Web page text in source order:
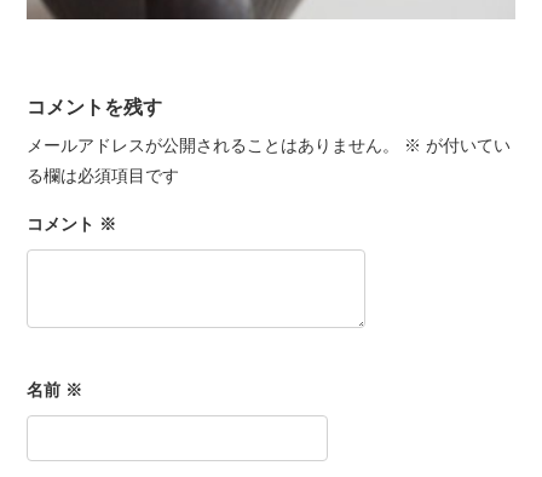
コメントを残す
メールアドレスが公開されることはありません。 ※ が付いてい
る欄は必須項目です
コメント ※
名前 ※